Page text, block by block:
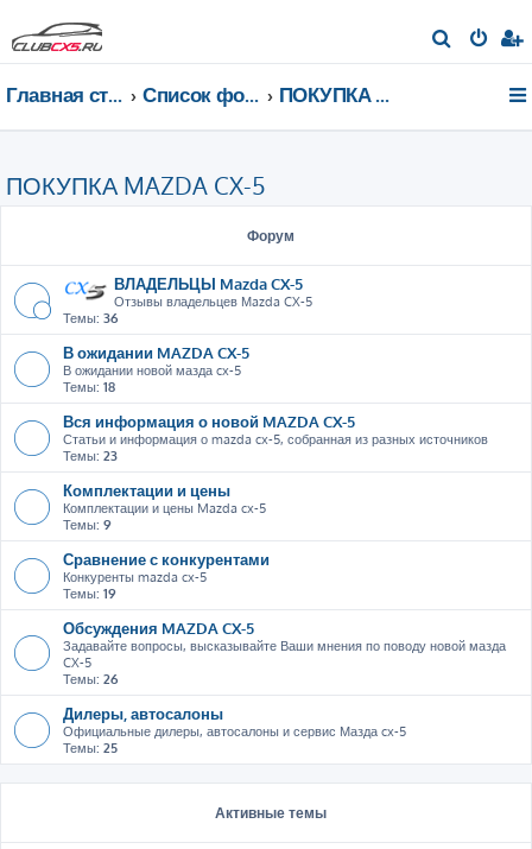
о
Главная страница Список форумов ПОКУПКА MAZDA CX-5
ПОКУПКА MAZDA CX-5
Форум
ВЛАДЕЛЬЦЫ Mazda CX-5
Отзывы владельцев Мazda CX-5
Темы: 36
В ожидании MAZDA CX-5
В ожидании новой мазда cx-5
Темы: 18
Вся информация о новой MAZDA CX-5
Статьи и информация о mazda cx-5, собранная из разных источников
Темы: 23
Комплектации и цены
Комплектации и цены Mazda cx-5
Темы: 9
Сравнение с конкурентами
Конкуренты mazda cx-5
Темы: 19
Обсуждения MAZDA CX-5
Задавайте вопросы, высказывайте Ваши мнения по поводу новой мазда
CX-5
Темы: 26
Дилеры, автосалоны
Официальные дилеры, автосалоны и сервис Мазда cx-5
Темы: 25
Активные темы